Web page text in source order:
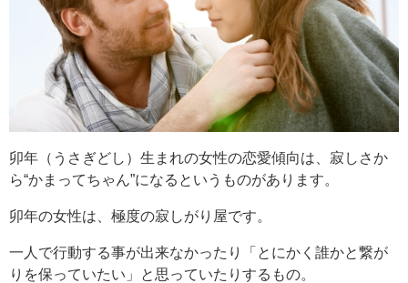
卯年（うさぎどし）生まれの女性の恋愛傾向は、寂しさか
ら“かまってちゃん”になるというものがあります。
卯年の女性は、極度の寂しがり屋です。
一人で行動する事が出来なかったり「とにかく誰かと繋が
りを保っていたい」と思っていたりするもの。